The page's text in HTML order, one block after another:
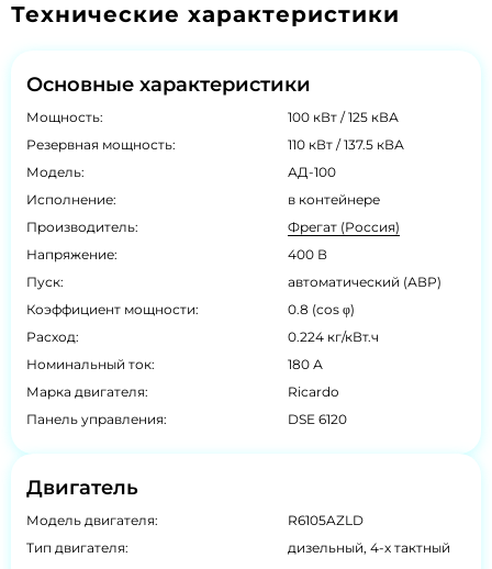
Технические характеристики
Основные характеристики
Мощность:
100 кВт / 125 кВА
Резервная мощность:
110 кВт / 137.5 кВА
Модель:
АД-100
Исполнение:
в контейнере
Производитель:
Фрегат (Россия)
Напряжение:
400 В
Пуск:
автоматический (АВР)
Коэффициент мощности:
0.8 (cos φ)
Расход:
0.224 кг/кВт.ч
Номинальный ток:
180 А
Марка двигателя:
Ricardo
Панель управления:
DSE 6120
Двигатель
Модель двигателя:
R6105AZLD
Тип двигателя:
дизельный, 4-х тактный